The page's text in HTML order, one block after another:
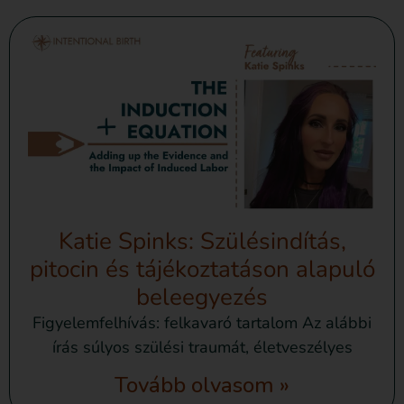
Katie Spinks: Szülésindítás,
pitocin és tájékoztatáson alapuló
beleegyezés
Figyelemfelhívás: felkavaró tartalom Az alábbi
írás súlyos szülési traumát, életveszélyes
Tovább olvasom »